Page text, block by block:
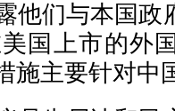
他们与本国政
国上市的外
施主要针对中